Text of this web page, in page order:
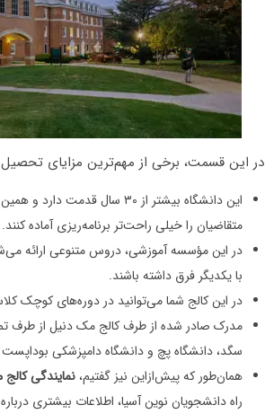
در این قسمت، برخی از مهم‌ترین مزایای
این دانشگاه بیشتر از ۳۰
متقاضیان را خیلی راحت‌تر برنامه‌ریزی آماده کنند.
در این مؤسسه آموزشی، دروس متنوعی ارائه
با یکدیگر فرق داشته باشند.
در این کالج شما می‌توانید در دوره‌های کوچک
مدرک صادر شده از طرف کالج مک دنیل از طرف
سگد، دانشگاه پچ و دانشگاه دامپزشکی
همان‌طور که پیش‌ازاین نیز گفتیم،نمایندگی
راه دانشجویان نوین آسیا، اطلاعات بیشتری